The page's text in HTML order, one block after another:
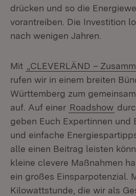
drücken und so die
vorantreiben. Die Investition
nach wenigen Jahren.
Mit
„CLEVERLÄND –
rufen wir in einem breiten
Württemberg zum
auf. Auf einer Roadshow
geben Euch Expertinnen und
und einfache
alle einen Beitrag leisten
kleine clevere Maßnahmen
ein großes Einsparpotenzial.
Kilowattstunde, die wir als